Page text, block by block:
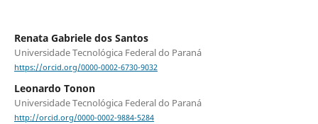
Renata Gabriele dos Santos
Universidade Tecnológica Federal do Paraná
https://orcid.org/0000-0002-6730-9032
Leonardo Tonon
Universidade Tecnológica Federal do Paraná
http://orcid.org/0000-0002-9884-5284